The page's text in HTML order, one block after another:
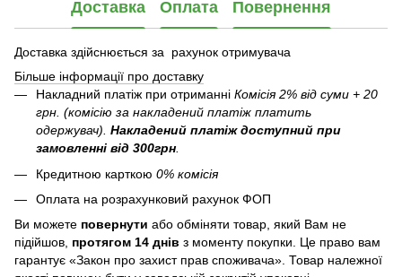
Доставка Оплата Повернення
Доставка здійснюється за рахунок отримувача
Більше інформації про доставку
Накладний платіж при отриманні Комісія 2% від суми + 20
грн. (комісію за накладений платіж платить
одержувач). Накладений платіж доступний при
замовленні від 300грн
Кредитною карткою 0% комісія
Оплата на розрахунковий рахунок ФОП
Ви можете повернути або обміняти товар, який Вам не
підійшов, протягом 14 днів з моменту покупки. Це право вам
гарантує «Закон про захист прав споживача». Товар належної